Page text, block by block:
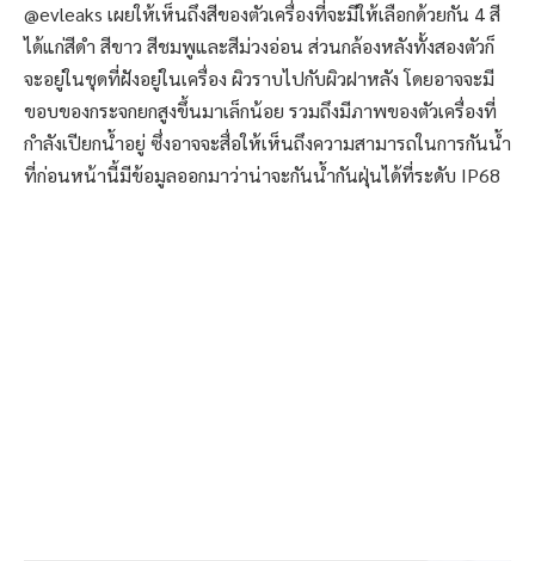
@evleaks เผยให้เห็นถึงสีของตัวเครื่องที่จะมีให้เลือกด้วยกัน 4 สี
ได้แก่สีดำ สีขาว สีชมพูและสีม่วงอ่อน ส่วนกล้องหลังทั้งสองตัวก็
จะอยู่ในชุดที่ฝังอยู่ในเครื่อง ผิวราบไปกับผิวฝาหลัง โดยอาจจะมี
ขอบของกระจกยกสูงขึ้นมาเล็กน้อย รวมถึงมีภาพของตัวเครื่องที่
กำลังเปียกน้ำอยู่ ซึ่งอาจจะสื่อให้เห็นถึงความสามารถในการกันน้ำ
ที่ก่อนหน้านี้มีข้อมูลออกมาว่าน่าจะกันน้ำกันฝุ่นได้ที่ระดับ IP68